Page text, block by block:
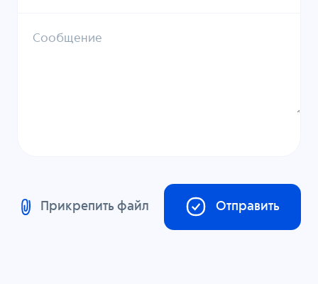
Сообщение
Прикрепить файл Отправить